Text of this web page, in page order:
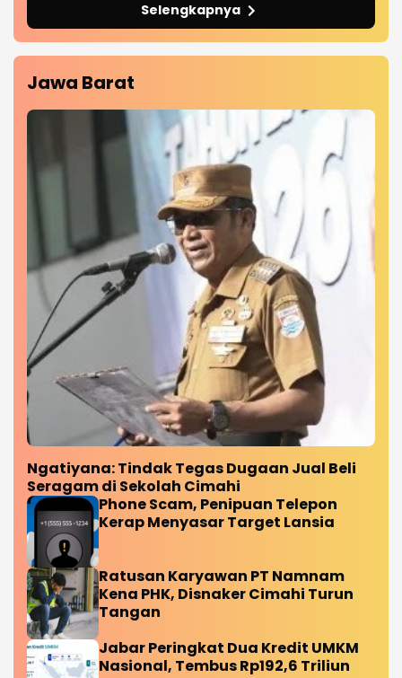
Selengkapnya
Jawa Barat
Ngatiyana: Tindak Tegas Dugaan Jual Beli
Seragam di Sekolah Cimahi
Phone Scam, Penipuan Telepon
Kerap Menyasar Target Lansia
Ratusan Karyawan PT Namnam
Kena PHK, Disnaker Cimahi Turun
Tangan
Jabar Peringkat Dua Kredit UMKM
Nasional, Tembus Rp192,6 Triliun